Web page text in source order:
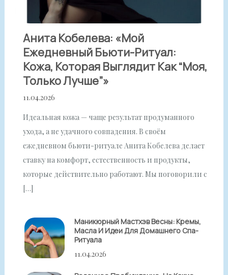
Анита Кобелева: «Мой
Ежедневный Бьюти-Ритуал:
Кожа, Которая Выглядит Как “моя,
Только Лучше”»
11.04.2026
Идеальная кожа — чаще результат продуманного
ухода, а не удачного совпадения. В своём
ежедневном бьюти-ритуале Анита Кобелева делает
ставку на комфорт, естественность и продукты,
которые действительно работают. Мы поговорили с
[…]
Маникюрный Мастхэв Весны: Кремы,
Масла И Идеи Для Домашнего Спа-
Ритуала
11.04.2026